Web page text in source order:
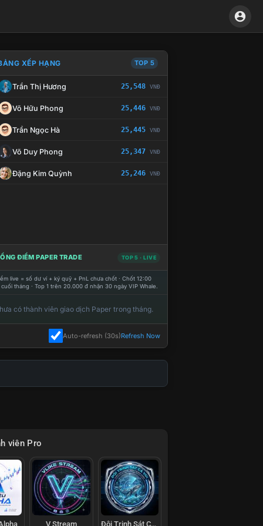
CHẾ TÀI XỬ LÝ VI PHẠM
XẾP HẠNG TOP 5
Trần Thị Hương 25,548 VNĐ
Võ Hữu Phong 25,446 VNĐ
Trần Ngọc Hà 25,445 VNĐ
Võ Duy Phong 25,347 VNĐ
Đặng Kim Quỳnh 25,246 VNĐ
ĐIỂM PAPER TRADE TOP 5 · LIVE
live = số dư ví + ký quỹ + PnL chưa chốt · Chốt 12:00
tháng · Top 1 trên 20.000 đ nhận 30 ngày VIP Whale.
có thành viên giao dịch Paper trong tháng.
Auto-refresh (30s)Refresh Now
viên Pro
V Stream Đội Trinh Sát Cá Voi